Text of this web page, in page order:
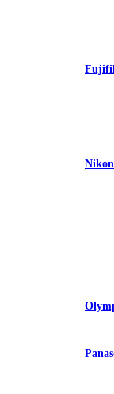
Nikon